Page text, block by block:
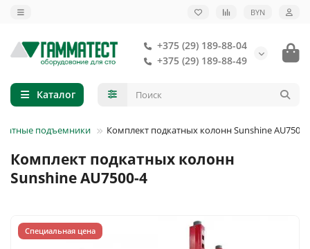
BYN
+375 (29) 189-88-04
+375 (29) 189-88-49
Каталог
подъемники Комплект подкатных колонн Sunshine AU7500-
Комплект подкатных колонн
Sunshine AU7500-4
Специальная цена